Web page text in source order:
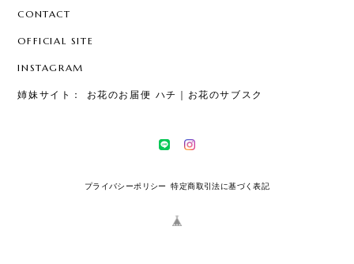
CONTACT
OFFICIAL SITE
INSTAGRAM
姉妹サイト： お花のお届便 ハチ｜お花のサブスク
プライバシーポリシー 特定商取引法に基づく表記